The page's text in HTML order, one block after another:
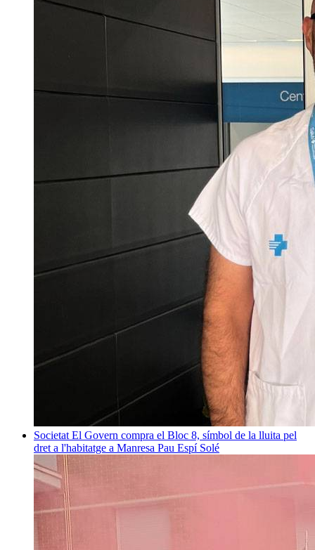
Societat El Govern compra el Bloc 8, símbol de la lluita pel
dret a l'habitatge a Manresa Pau Espí Solé